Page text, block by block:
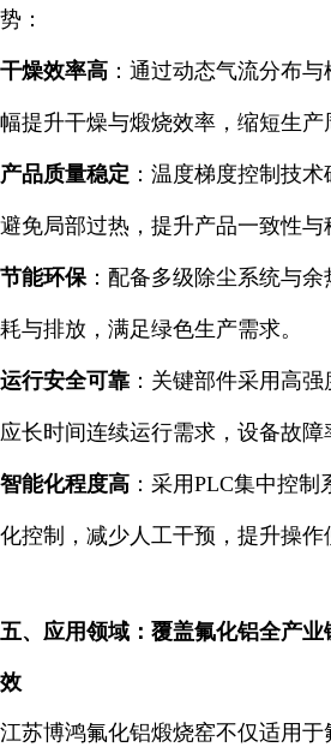
势：
干燥效率高 ：通过动态气流分布
幅提升干燥与煅烧效率，缩短生产
产品质量稳定 ：温度梯度控制技
避免局部过热，提升产品一致性与
节能环保：配备多级除尘系统与
耗与排放，满足绿色生产需求。
运行安全可靠 ：关键部件采用高
应长时间连续运行需求，设备故障
智能化程度高 ：采用PLC集中控
化控制，减少人工干预，提升操作
五、应用领域：覆盖氟化铝全产
效
江苏博鸿氟化铝煅烧窑不仅适用